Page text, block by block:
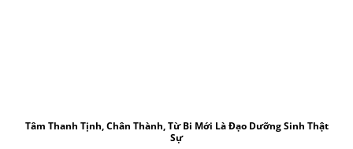
Tâm Thanh Tịnh, Chân Thành, Từ Bi Mới Là Đạo Dưỡng Sinh Thật
Sự